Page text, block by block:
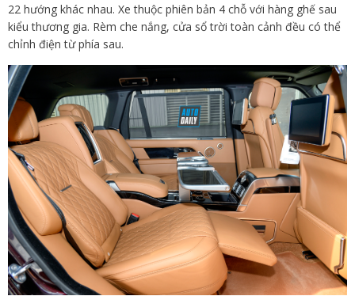
22 hướng khác nhau. Xe thuộc phiên bản 4 chỗ với hàng ghế sau
kiểu thương gia. Rèm che nắng, cửa sổ trời toàn cảnh đều có thể
chỉnh điện từ phía sau.